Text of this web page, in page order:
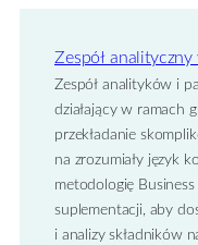
Zespół
Zespół analityków i
działający w ramach
przekładanie
na zrozumiały język
metodologię
suplementacji, aby
i analizy składników